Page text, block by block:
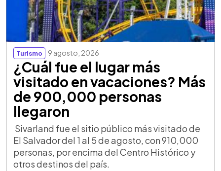
Turismo 9 agosto, 2026
¿Cuál fue el lugar más
visitado en vacaciones? Más
de 900,000 personas
llegaron
Sivarland fue el sitio público más visitado de
El Salvador del 1 al 5 de agosto, con 910,000
personas, por encima del Centro Histórico y
otros destinos del país.